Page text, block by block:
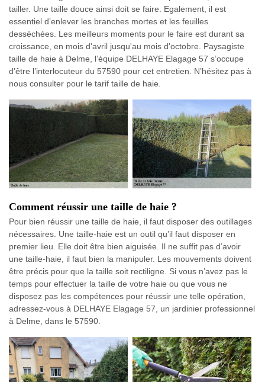
tailler. Une taille douce ainsi doit se faire. Egalement, il est
essentiel d’enlever les branches mortes et les feuilles
desséchées. Les meilleurs moments pour le faire est durant sa
croissance, en mois d'avril jusqu'au mois d'octobre. Paysagiste
taille de haie à Delme, l’équipe DELHAYE Elagage 57 s’occupe
d’être l’interlocuteur du 57590 pour cet entretien. N’hésitez pas à
nous consulter pour le tarif taille de haie.
Comment réussir une taille de haie ?
Pour bien réussir une taille de haie, il faut disposer des outillages
nécessaires. Une taille-haie est un outil qu’il faut disposer en
premier lieu. Elle doit être bien aiguisée. Il ne suffit pas d’avoir
une taille-haie, il faut bien la manipuler. Les mouvements doivent
être précis pour que la taille soit rectiligne. Si vous n’avez pas le
temps pour effectuer la taille de votre haie ou que vous ne
disposez pas les compétences pour réussir une telle opération,
adressez-vous à DELHAYE Elagage 57, un jardinier professionnel
à Delme, dans le 57590.